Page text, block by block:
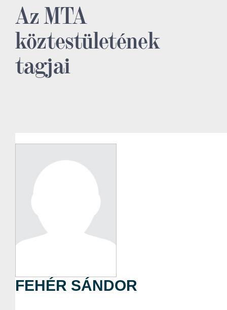
Az MTA
köztestületének
tagjai
FEHÉR SÁNDOR